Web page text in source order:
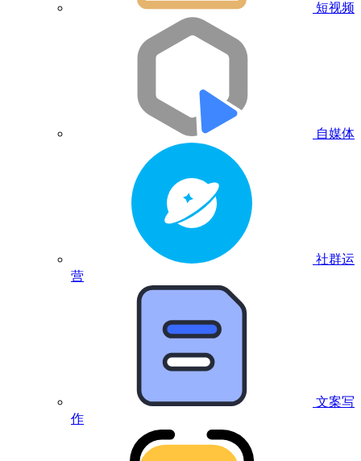
短视频
自媒体
社群运
营
文案写
作